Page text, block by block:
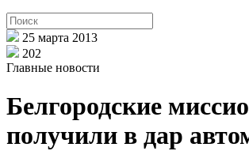
25 марта 2013
202
Главные новости
Белгородские
получили в дар